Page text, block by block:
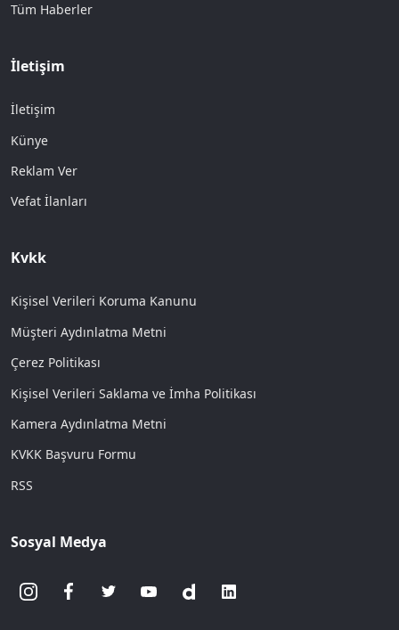
Tüm Haberler
İletişim
İletişim
Künye
Reklam Ver
Vefat İlanları
Kvkk
Kişisel Verileri Koruma Kanunu
Müşteri Aydınlatma Metni
Çerez Politikası
Kişisel Verileri Saklama ve İmha Politikası
Kamera Aydınlatma Metni
KVKK Başvuru Formu
RSS
Sosyal Medya